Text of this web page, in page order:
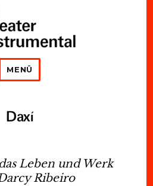
MENÜ
Daxí
Leben und Werk
Ribeiro